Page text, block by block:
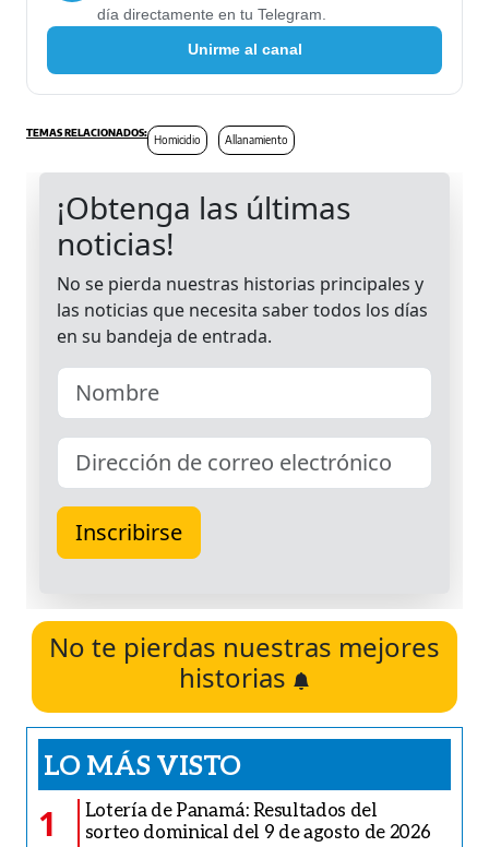
día directamente en tu Telegram.
Unirme al canal
Homicidio Allanamiento
No te pierdas nuestras mejores
historias
LO MÁS VISTO
1
Lotería de Panamá: Resultados del
sorteo dominical del 9 de agosto de 2026